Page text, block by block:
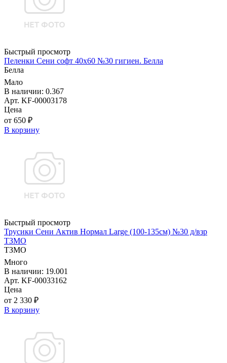
Быстрый просмотр
Пеленки Сени софт 40х60 №30 гигиен. Белла
Белла
Мало
В наличии: 0.367
Арт. KF-00003178
Цена
от 650 ₽
В корзину
Быстрый просмотр
Трусики Сени Актив Нормал Large (100-135см) №30 д/взр
ТЗМО
ТЗМО
Много
В наличии: 19.001
Арт. KF-00033162
Цена
от 2 330 ₽
В корзину